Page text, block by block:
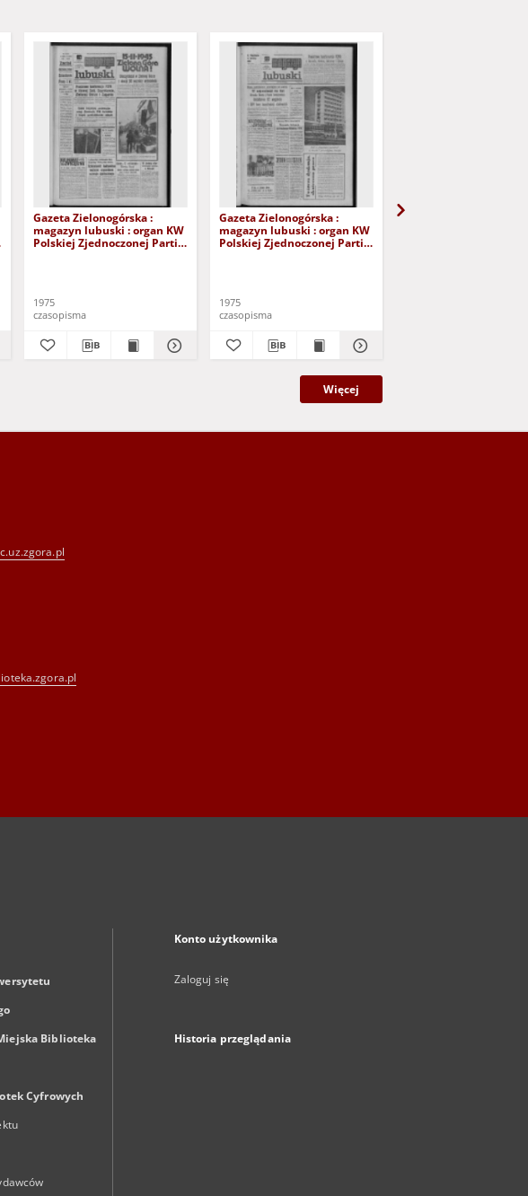
Gazeta Zielonogórska :
magazyn lubuski : organ KW
Polskiej Zjednoczonej Partii
1975
czasopisma
Gazeta Zielonogórska :
magazyn lubuski : organ KW
Polskiej Zjednoczonej Partii
1975
czasopisma
Więcej
Biblioteka
Cyfrowych
Konto użytkownika
Zaloguj się
Historia przeglądania